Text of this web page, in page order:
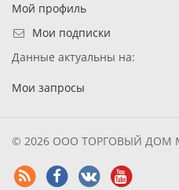
Мой профиль
Мои подписки
Данные актуальны на:
Мои запросы
© 2026 ООО ТОРГОВЫЙ ДОМ